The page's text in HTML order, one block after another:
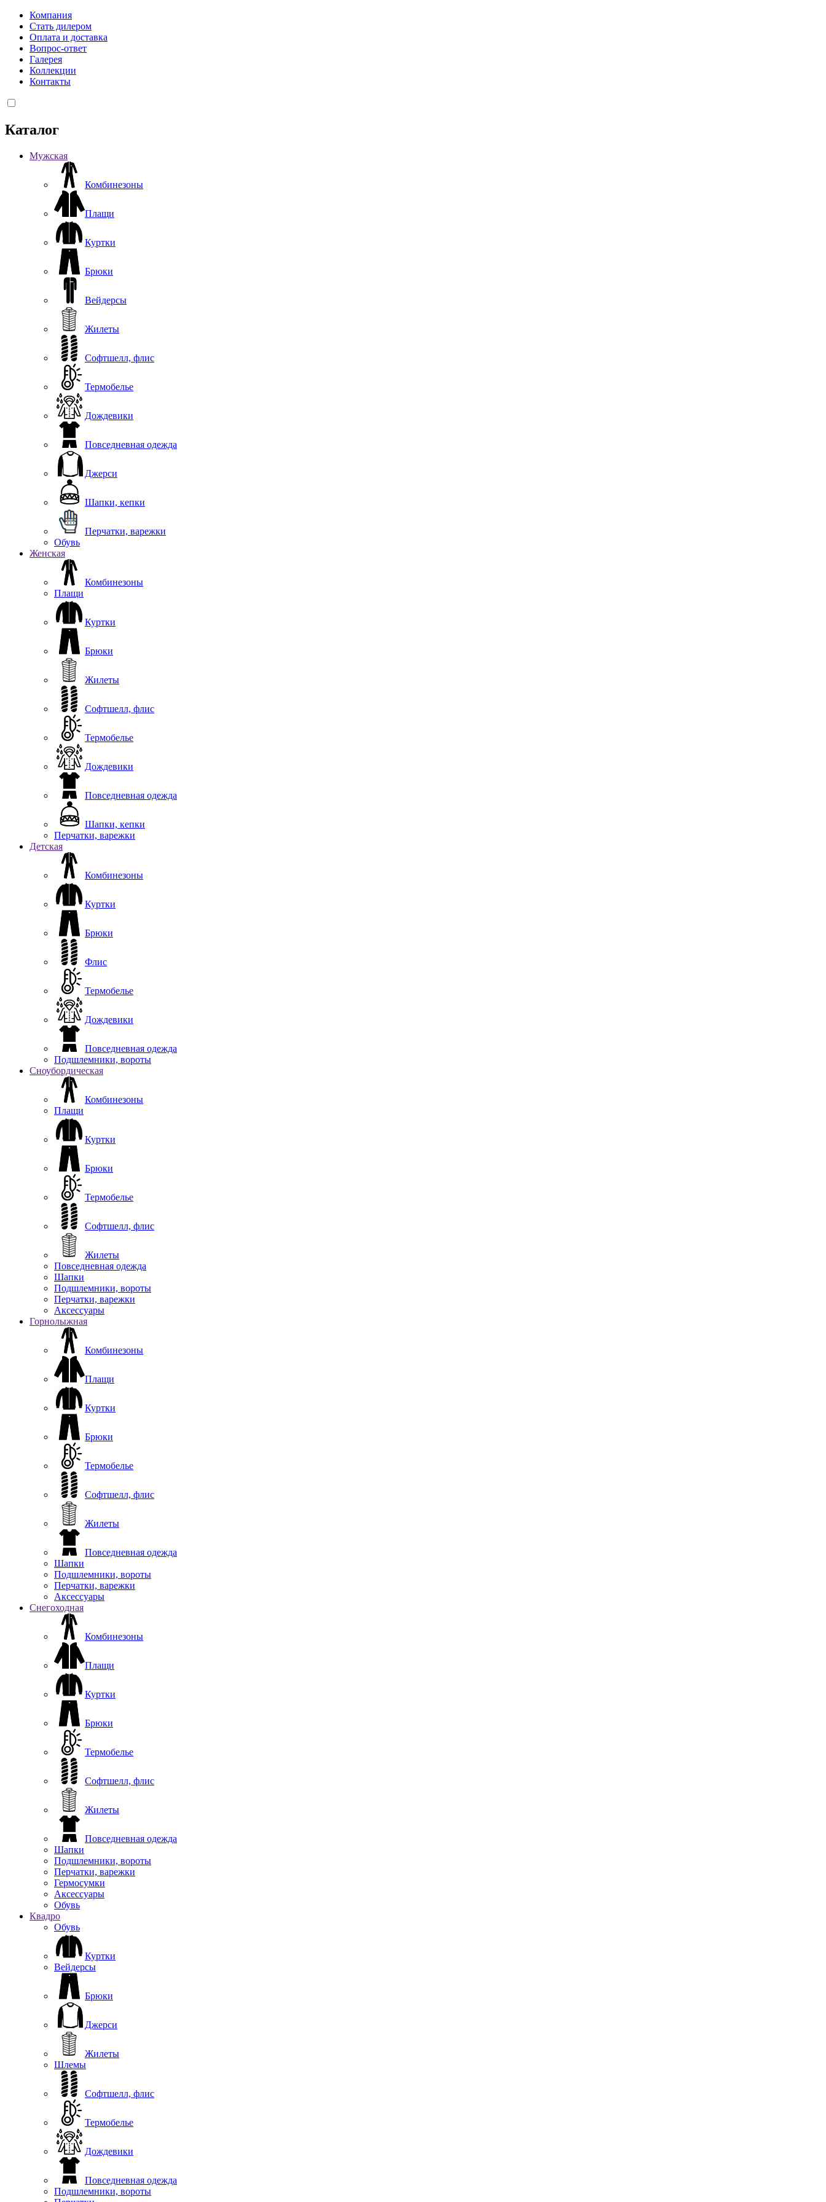
Компания
Стать дилером
Оплата и доставка
Вопрос-ответ
Галерея
Коллекции
Контакты
Каталог
Мужская
Комбинезоны
Плащи
Куртки
Брюки
Вейдерсы
Жилеты
Софтшелл, флис
Термобелье
Дождевики
Повседневная одежда
Джерси
Шапки, кепки
Перчатки, варежки
Обувь
Женская
Комбинезоны
Плащи
Куртки
Брюки
Жилеты
Софтшелл, флис
Термобелье
Дождевики
Повседневная одежда
Шапки, кепки
Перчатки, варежки
Детская
Комбинезоны
Куртки
Брюки
Флис
Термобелье
Дождевики
Повседневная одежда
Подшлемники, вороты
Сноубордическая
Комбинезоны
Плащи
Куртки
Брюки
Термобелье
Софтшелл, флис
Жилеты
Повседневная одежда
Шапки
Подшлемники, вороты
Перчатки, варежки
Аксессуары
Горнолыжная
Комбинезоны
Плащи
Куртки
Брюки
Термобелье
Софтшелл, флис
Жилеты
Повседневная одежда
Шапки
Подшлемники, вороты
Перчатки, варежки
Аксессуары
Снегоходная
Комбинезоны
Плащи
Куртки
Брюки
Термобелье
Софтшелл, флис
Жилеты
Повседневная одежда
Шапки
Подшлемники, вороты
Перчатки, варежки
Гермосумки
Аксессуары
Обувь
Квадро
Обувь
Куртки
Вейдерсы
Брюки
Джерси
Жилеты
Шлемы
Софтшелл, флис
Термобелье
Дождевики
Повседневная одежда
Подшлемники, вороты